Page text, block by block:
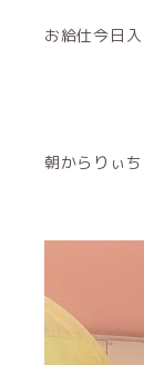
お給仕今日
朝からりぃ